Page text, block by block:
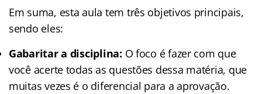
Em suma, esta aula tem três objetivos principais,
sendo eles:
Gabaritar a disciplina: O foco é fazer com que
você acerte todas as questões dessa matéria, que
muitas vezes é o diferencial para a aprovação.